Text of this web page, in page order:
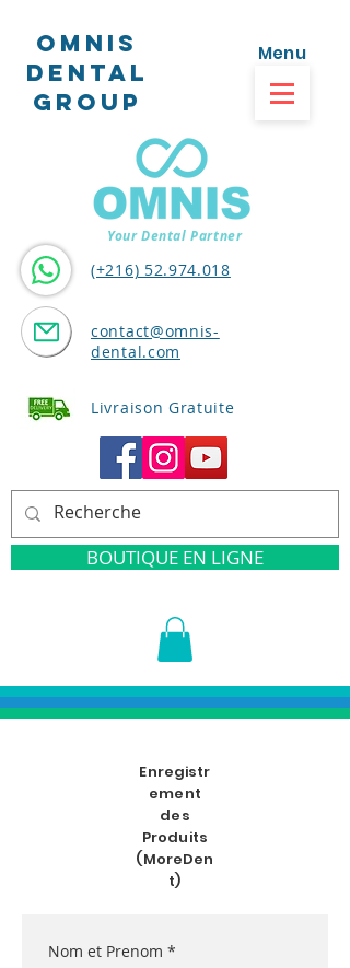
OMNIS
dental
GROUP
BOUTIQUE EN LIGNE
(+216) 52.974.018
contact@omnis-
dental.com
Your Dental Partner
Menu
Livraison Gratuite
Enregistr
ement
des
Produits
(MoreDen
t)
Nom et Prenom *